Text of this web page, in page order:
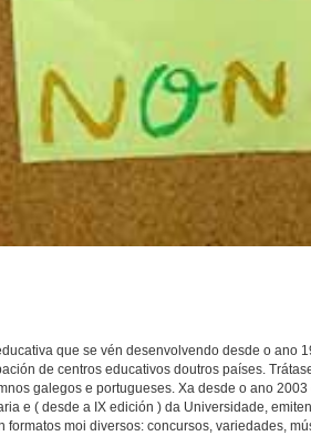
que se vén desenvolvendo desde o
de centros educativos doutros países.
galegos e portugueses. Xa desde o ano
e ( desde a IX edición ) da Universidade,
moi diversos: concursos, variedades,